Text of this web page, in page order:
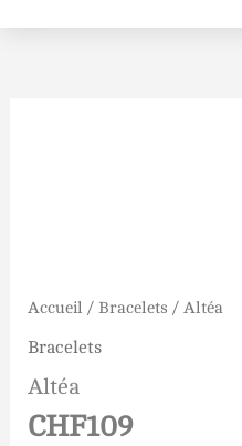
Accueil / Bracelets / Altéa
Bracelets
Altéa
CHF109